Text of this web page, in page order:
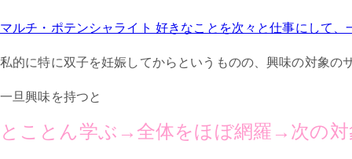
マルチ・ポテンシャライト 好きなことを次々と仕事にして、
私的に特に双子を妊娠してからというものの、興味の対象の
一旦興味を持つと
とことん学ぶ→全体をほぼ網羅→次の対